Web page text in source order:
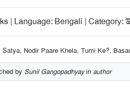
| Language: Bengali | Category:
Satya, Nodir Paare Khela, Tumi Ke?,
by Sunil Gangopadhyayin author